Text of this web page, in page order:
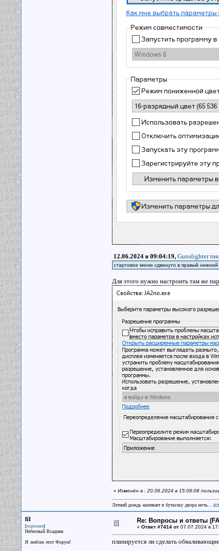
12.06.2024 в 09:04:19, Gunslighter
стартовое меню сдвинуто в правый нижний
Для этого нужно настроить там же
« Изменён в : 20.06.2024 в 15:08:08
Летний дождь наливает в бутылку двора ночь...
fil
[пироман]
Небесный Всадник
Я люблю этот Форум!
Re: Вопросы и ответы
« Ответ #7414 от07.07.2024 в
планируется ли сделать